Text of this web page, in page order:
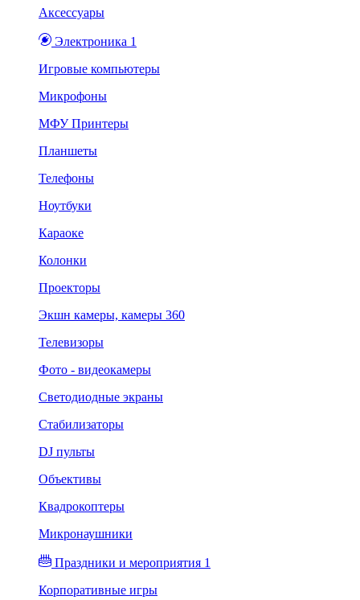
Аксессуары
Электроника 1
Игровые компьютеры
Микрофоны
МФУ Принтеры
Планшеты
Телефоны
Ноутбуки
Караоке
Колонки
Проекторы
Экшн камеры, камеры 360
Телевизоры
Фото - видеокамеры
Светодиодные экраны
Стабилизаторы
DJ пульты
Объективы
Квадрокоптеры
Микронаушники
Праздники и мероприятия 1
Корпоративные игры